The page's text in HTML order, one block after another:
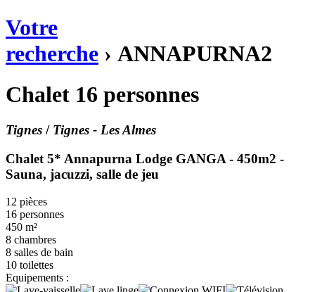
Votre
recherche › ANNAPURNA2
Chalet 16 personnes
Tignes / Tignes - Les Almes
Chalet 5* Annapurna Lodge GANGA - 450m2 -
Sauna, jacuzzi, salle de jeu
12 pièces
16 personnes
450 m²
8 chambres
8 salles de bain
10 toilettes
Equipements :